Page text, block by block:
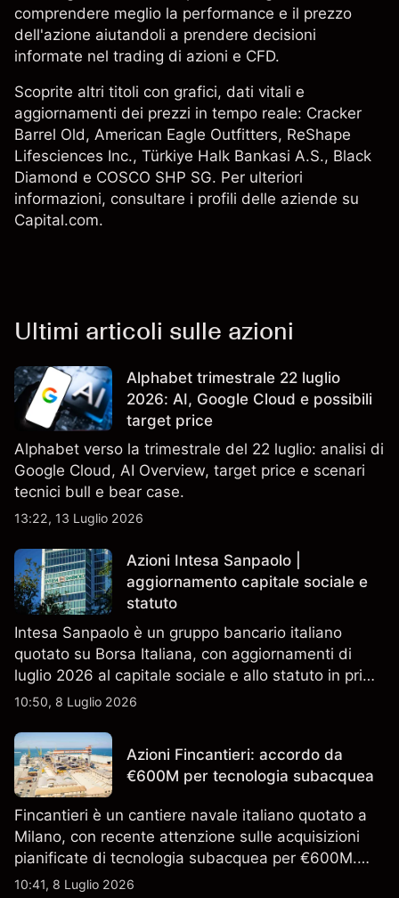
comprendere meglio la performance e il prezzo
dell'azione aiutandoli a prendere decisioni
informate nel trading di azioni e CFD.
Scoprite altri titoli con grafici, dati vitali e
aggiornamenti dei prezzi in tempo reale: Cracker
Barrel Old, American Eagle Outfitters, ReShape
Lifesciences Inc., Türkiye Halk Bankasi A.S., Black
Diamond e COSCO SHP SG. Per ulteriori
informazioni, consultare i profili delle aziende su
Capital.com.
Ultimi articoli sulle azioni
Alphabet trimestrale 22 luglio
2026: AI, Google Cloud e possibili
target price
Alphabet verso la trimestrale del 22 luglio: analisi di
Google Cloud, AI Overview, target price e scenari
tecnici bull e bear case.
13:22, 13 Luglio 2026
Azioni Intesa Sanpaolo |
aggiornamento capitale sociale e
statuto
Intesa Sanpaolo è un gruppo bancario italiano
quotato su Borsa Italiana, con aggiornamenti di
luglio 2026 al capitale sociale e allo statuto in primo
piano. Esplora i target price ISP di terze parti e
un indicatore affidabile dei risultati futuri.
10:50, 8 Luglio 2026
Azioni Fincantieri: accordo da
€600M per tecnologia subacquea
Fincantieri è un cantiere navale italiano quotato a
Milano, con recente attenzione sulle acquisizioni
pianificate di tecnologia subacquea per €600M.
Scopri i target di prezzo FCT di terze parti e l'analisi
10:41, 8 Luglio 2026